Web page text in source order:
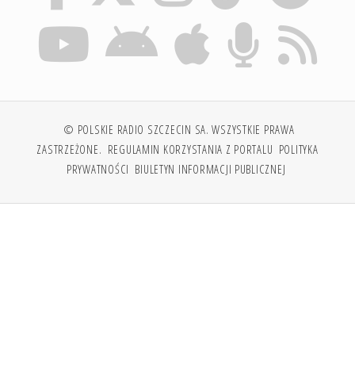
© POLSKIE RADIO SZCZECIN SA. WSZYSTKIE PRAWA
ZASTRZEŻONE. REGULAMIN KORZYSTANIA Z PORTALU POLITYKA
PRYWATNOŚCI BIULETYN INFORMACJI PUBLICZNEJ